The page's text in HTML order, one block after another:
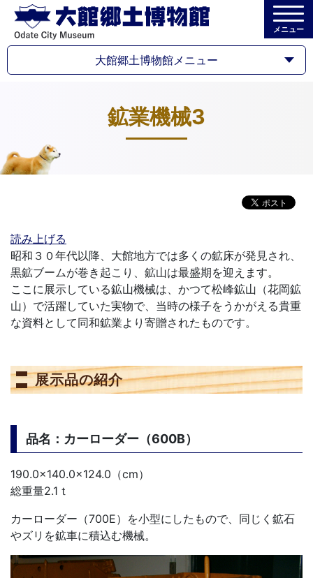
メニュー
大館郷土博物館メニュー
鉱業機械3
読み上げる
昭和３０年代以降、大館地方では多くの鉱床が発見され、
黒鉱ブームが巻き起こり、鉱山は最盛期を迎えます。
ここに展示している鉱山機械は、かつて松峰鉱山（花岡鉱
山）で活躍していた実物で、当時の様子をうかがえる貴重
な資料として同和鉱業より寄贈されたものです。
展示品の紹介
品名：カーローダー（600B）
190.0×140.0×124.0（cm）
総重量2.1ｔ
カーローダー（700E）を小型にしたもので、同じく鉱石
やズリを鉱車に積込む機械。